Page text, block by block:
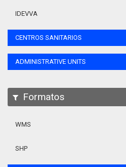
IDEVVA
CENTROS SANITARIOS
ADMINISTRATIVE UNITS
Formatos
WMS
SHP